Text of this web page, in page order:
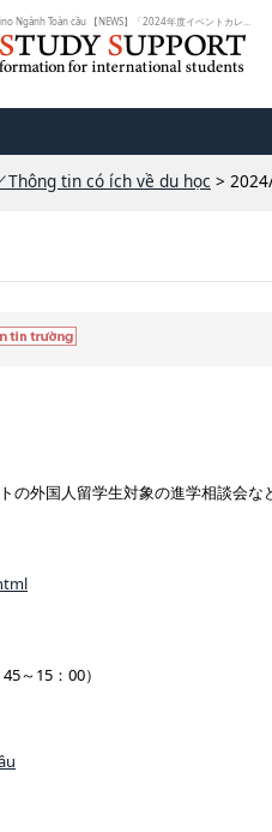
Thông tin có ích về du học >
の外国人留学生対象の進学相談会な
～15：00）